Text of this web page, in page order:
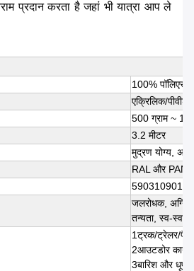
प्रदान करता है जहां भी यात्रा आप ले
100% पॉलिएस्टर
एक्रिलिक/
500 ग्राम ~
3.2 मीटर
मुद्रण योग्य,
RAL और
5903109010
जलरोधक, अग्नि
तन्यता, स्व-
1ट्रक/ट्रेलर/
2आउटडोर
3बारिश और धूप